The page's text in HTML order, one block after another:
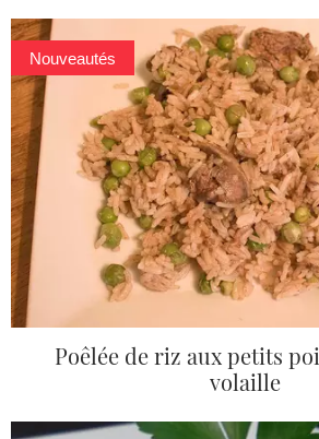
Nouveautés
Poêlée de riz aux petits
volaille